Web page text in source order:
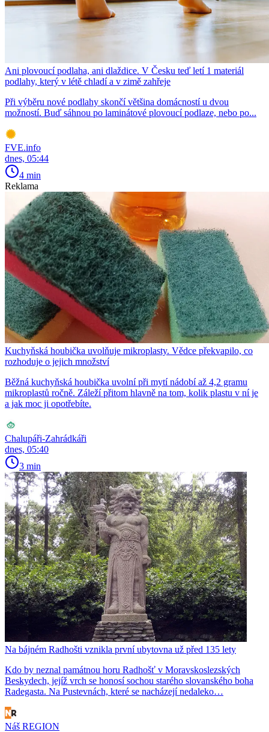
Ani plovoucí podlaha, ani dlaždice. V Česku teď letí 1 materiál
podlahy, který v létě chladí a v zimě zahřeje
Při výběru nové podlahy skončí většina domácností u dvou
možností. Buď sáhnou po laminátové plovoucí podlaze, nebo po...
FVE.info
dnes, 05:44
4 min
Reklama
Kuchyňská houbička uvolňuje mikroplasty. Vědce překvapilo, co
rozhoduje o jejich množství
Běžná kuchyňská houbička uvolní při mytí nádobí až 4,2 gramu
mikroplastů ročně. Záleží přitom hlavně na tom, kolik plastu v ní je
a jak moc ji opotřebíte.
Chalupáři-Zahrádkáři
dnes, 05:40
3 min
Na bájném Radhošti vznikla první ubytovna už před 135 lety
Kdo by neznal památnou horu Radhošť v Moravskoslezských
Beskydech, jejíž vrch se honosí sochou starého slovanského boha
Radegasta. Na Pustevnách, které se nacházejí nedaleko…
Náš REGION